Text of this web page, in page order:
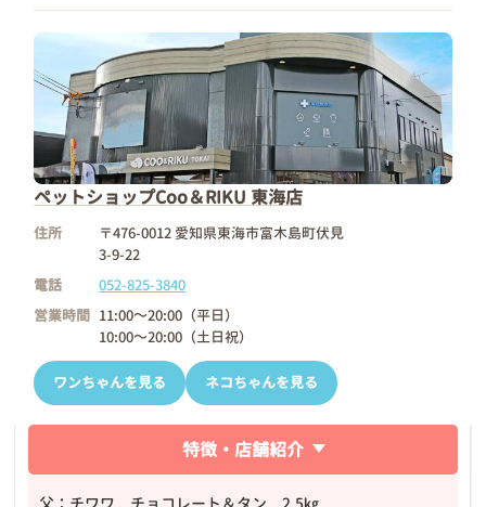
ペットショップCoo＆RIKU 東海店
住所
〒476-0012 愛知県東海市富木島町伏見
3-9-22
電話
052-825-3840
営業時間 11:00～20:00（平日）
10:00～20:00（土日祝）
ワンちゃんを見る ネコちゃんを見る
特徴・店舗紹介